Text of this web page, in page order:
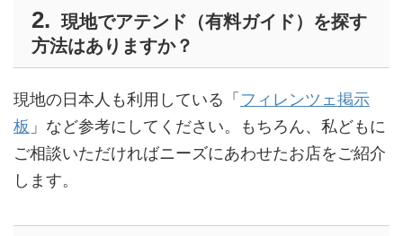
現地でアテンド（有料ガイド）を探す
方法はありますか？
現地の日本人も利用している「 フィレンツェ掲示
板 」など参考にしてください。もちろん、私どもに
ご相談いただければニーズにあわせたお店をご紹介
します。